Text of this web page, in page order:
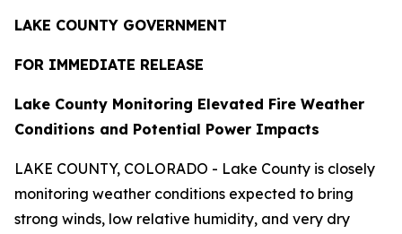
LAKE COUNTY GOVERNMENT
FOR IMMEDIATE RELEASE
Lake County Monitoring Elevated Fire Weather
Conditions and Potential Power Impacts
LAKE COUNTY, COLORADO - Lake County is closely
monitoring weather conditions expected to bring
strong winds, low relative humidity, and very dry